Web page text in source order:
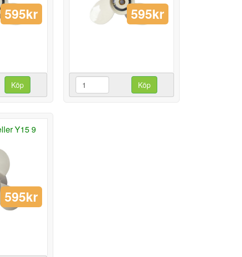
595kr
Köp
595kr
Köp
Y15 9
595kr